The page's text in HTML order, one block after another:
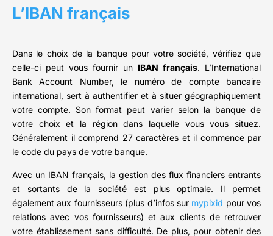
L’IBAN français
Dans le choix de la banque pour votre société, vérifiez que
celle-ci peut vous fournir un IBAN français. L’International
Bank Account Number, le numéro de compte bancaire
international, sert à authentifier et à situer géographiquement
votre compte. Son format peut varier selon la banque de
votre choix et la région dans laquelle vous vous situez.
Généralement il comprend 27 caractères et il commence par
le code du pays de votre banque.
Avec un IBAN français, la gestion des flux financiers entrants
et sortants de la société est plus optimale. Il permet
également aux fournisseurs (plus d’infos sur mypixid pour vos
relations avec vos fournisseurs) et aux clients de retrouver
votre établissement sans difficulté. De plus, pour obtenir des